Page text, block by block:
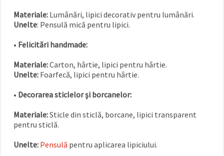
Materiale: Lumânări, lipici decorativ pentru lumânări.
Unelte: Pensulă mică pentru lipici.
• Felicitări handmade:
Materiale:Carton, hârtie, lipici pentru hârtie.
Unelte: Foarfecă, lipici pentru hârtie.
• Decorarea sticlelor și borcanelor:
Materiale:Sticle din sticlă, borcane, lipici transparent
pentru sticlă.
Unelte: Pensulă pentru aplicarea lipiciului.